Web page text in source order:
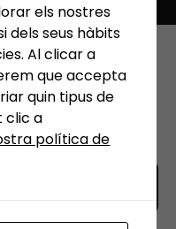
(1)
× 512inInici
els nostres
dels seus hàbits
Al clicar a
que accepta
quin tipus de
clic a
política de